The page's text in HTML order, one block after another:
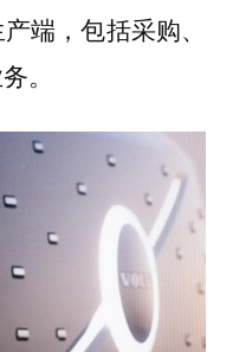
端，包括采购、
。